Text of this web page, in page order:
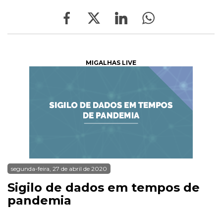
MIGALHAS LIVE
segunda-feira, 27 de abril de 2020
Sigilo de dados em tempos de
pandemia